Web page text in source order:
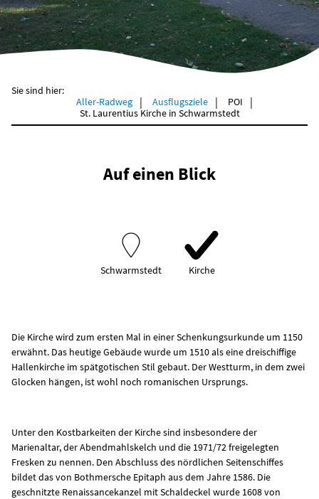
Sie sind hier:
Aller-Radweg
Ausflugsziele
POI
St. Laurentius Kirche in Schwarmstedt
Auf einen Blick
Schwarmstedt Kirche
Die Kirche wird zum ersten Mal in einer Schenkungsurkunde um 1150
erwähnt. Das heutige Gebäude wurde um 1510 als eine dreischiffige
Hallenkirche im spätgotischen Stil gebaut. Der Westturm, in dem zwei
Glocken hängen, ist wohl noch romanischen Ursprungs.
Unter den Kostbarkeiten der Kirche sind insbesondere der
Marienaltar, der Abendmahlskelch und die 1971/72 freigelegten
Fresken zu nennen. Den Abschluss des nördlichen Seitenschiffes
bildet das von Bothmersche Epitaph aus dem Jahre 1586. Die
geschnitzte Renaissancekanzel mit Schaldeckel wurde 1608 von